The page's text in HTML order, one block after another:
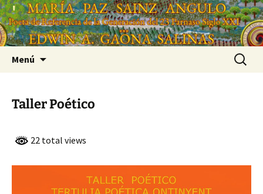
Saltar
al
contenido
'
'
Menú Buscar:
Taller Poético
22 total views